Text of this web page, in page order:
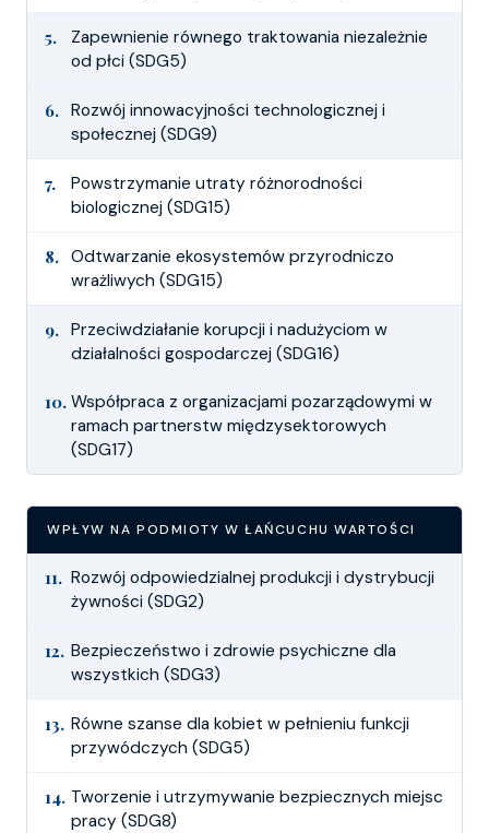
5.
Zapewnienie równego traktowania niezależnie
od płci (SDG5)
6. Rozwój innowacyjności technologicznej i
społecznej (SDG9)
7.
Powstrzymanie utraty różnorodności
biologicznej (SDG15)
8. Odtwarzanie ekosystemów przyrodniczo
wrażliwych (SDG15)
9. Przeciwdziałanie korupcji i nadużyciom w
działalności gospodarczej (SDG16)
10. Współpraca z organizacjami pozarządowymi w
ramach partnerstw międzysektorowych
(SDG17)
WPŁYW NA PODMIOTY W ŁAŃCUCHU WARTOŚCI
11. Rozwój odpowiedzialnej produkcji i dystrybucji
żywności (SDG2)
12. Bezpieczeństwo i zdrowie psychiczne dla
wszystkich (SDG3)
13. Równe szanse dla kobiet w pełnieniu funkcji
przywódczych (SDG5)
14. Tworzenie i utrzymywanie bezpiecznych miejsc
pracy (SDG8)